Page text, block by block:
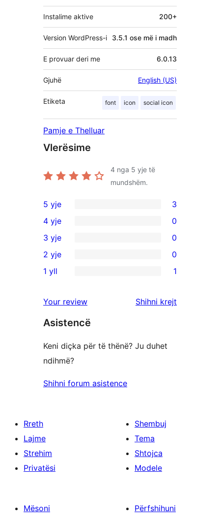
Instalime aktive 200+
Version WordPress-i 3.5.1 ose më i madh
E provuar deri me 6.0.13
Gjuhë English (US)
Etiketa font icon social icon
Pamje e Thelluar
Vlerësime
4 nga 5 yje të
mundshëm.
3
shqyrtime
me
5
yje
5 yje 3
shqyrtime
me
4
4 yje 0
0
shqyrtime
me
yje
3 yje 0
shqyrtime
2
yje
2 yje 0
me
1
1 yll 1
Your review Shihni krejt
Asistencë
Keni diçka për të thënë? Ju duhet
ndihmë?
Shihni forum asistence
Rreth
Lajme
Strehim
Privatësi
Shembuj
Tema
Shtojca
Modele
Mësoni
Përfshihuni